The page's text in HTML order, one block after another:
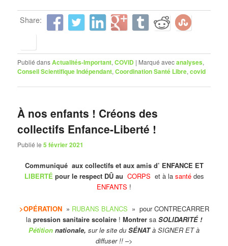
Share:
Publié dansActualités-Important,COVID | Marqué avecanalyses,
Conseil Scientifique Indépendant,Coordination Santé Libre,covid
À nos enfants ! Créons des
collectifs Enfance-Liberté !
Publié le5 février 2021
Communiqué aux collectifs et aux amis d’ ENFANCE ET
LIBERTÉ pour le respect DÛ au CORPS et à la santédes
ENFANTS !
>OPÉRATION» RUBANS BLANCS » pour CONTRECARRER
la pression sanitaire scolaire ! Montrer sa SOLIDARITÉ !
Pétition nationale, sur le site du SÉNATà SIGNER ET à
diffuser !! –>